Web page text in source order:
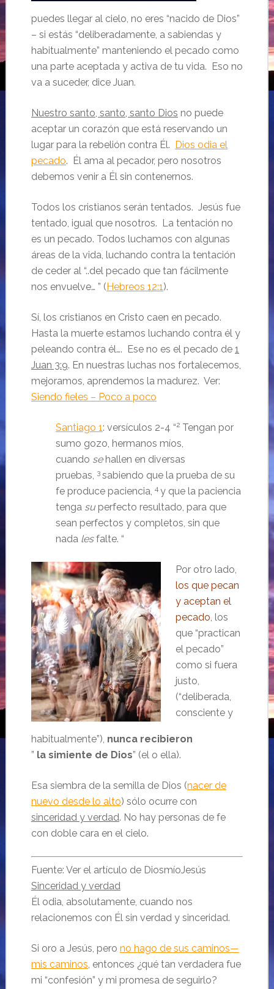
puedes llegar al cielo, no eres “nacido de Dios”
– si estás “deliberadamente, a sabiendas y
habitualmente” manteniendo el pecado como
una parte aceptada y activa de tu vida. Eso no
va a suceder, dice Juan.
Nuestro santo, santo, santo Dios no puede
aceptar un corazón que está reservando un
lugar para la rebelión contra Él. Dios odia el
pecado. Él ama al pecador, pero nosotros
debemos venir a Él sin contenernos.
Todos los cristianos serán tentados. Jesús fue
tentado, igual que nosotros. La tentación no
es un pecado. Todos luchamos con algunas
áreas de la vida, luchando contra la tentación
de ceder al “..del pecado que tan fácilmente
nos envuelve… ” (Hebreos 12:1 ).
Sí, los cristianos en Cristo caen en pecado.
Hasta la muerte estamos luchando contra él y
peleando contra él…. Ese no es el pecado de 1
Juan 3:9. En nuestras luchas nos fortalecemos,
mejoramos, aprendemos la madurez. Ver:
Siendo fieles – Poco a poco
Santiago 1 : versículos 2-4 “2 Tengan por
sumo gozo, hermanos míos,
cuando sehallen en diversas
pruebas,
3 sabiendo que la prueba de su
fe produce paciencia, 4 y que la paciencia
tenga superfecto resultado, para que
sean perfectos y completos, sin que
nada lesfalte. “
Por otro lado,
los que pecan
y aceptan el
pecado , los
que “practican
el pecado”
como si fuera
justo,
(“deliberada,
consciente y
habitualmente”), nunca recibieron
” la simiente de Dios” (el o ella).
Esa siembra de la semilla de Dios (nacer de
nuevo desde lo alto) sólo ocurre con
sinceridad y verdad. No hay personas de fe
con doble cara en el cielo.
Fuente: Ver el artículo de DiosmíoJesús
Sinceridad y verdad
Él odia, absolutamente, cuando nos
relacionemos con Él sin verdad y sinceridad.
Si oro a Jesús, pero no hago de sus caminos—
mis caminos, entonces ¿qué tan verdadera fue
mi “confesión” y mi promesa de seguirlo?